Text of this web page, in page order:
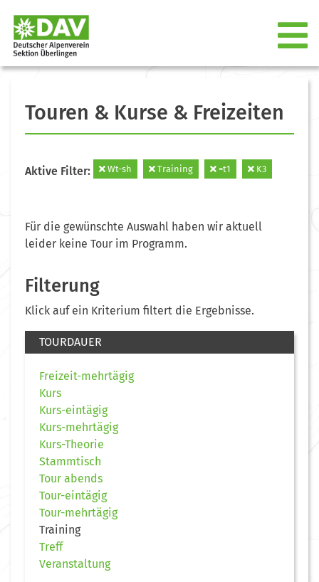
Touren & Kurse & Freizeiten
Aktive Filter: Wt-sh Training =t1 K3
Für die gewünschte Auswahl haben wir aktuell
leider keine Tour im Programm.
Filterung
Klick auf ein Kriterium filtert die Ergebnisse.
TOURDAUER
Freizeit-mehrtägig
Kurs
Kurs-eintägig
Kurs-mehrtägig
Kurs-Theorie
Stammtisch
Tour abends
Tour-eintägig
Tour-mehrtägig
Training
Treff
Veranstaltung